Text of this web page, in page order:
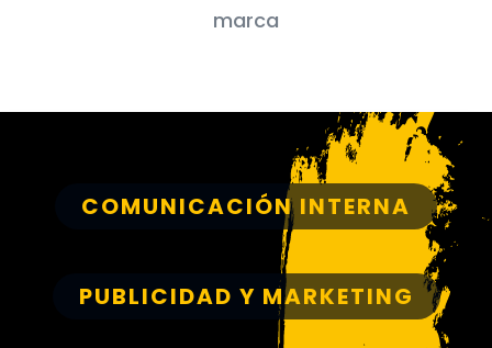
marca
COMUNICACIÓN INTERNA
PUBLICIDAD Y MARKETING